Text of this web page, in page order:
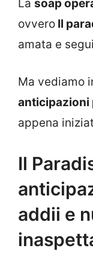
La soap
ovvero Il
amata e
Ma vediamo
anticipazioni
appena
Il
addii e